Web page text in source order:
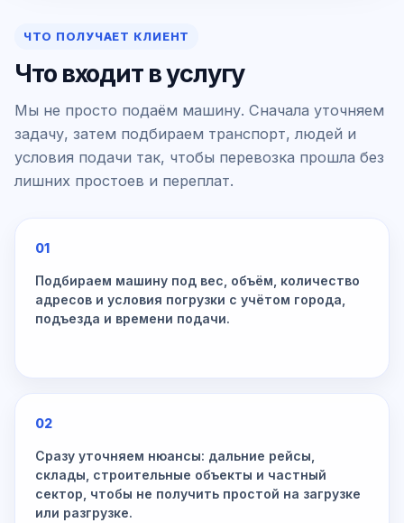
ЧТО ПОЛУЧАЕТ КЛИЕНТ
Что входит в услугу
Мы не просто подаём машину. Сначала уточняем
задачу, затем подбираем транспорт, людей и
условия подачи так, чтобы перевозка прошла без
лишних простоев и переплат.
01
Подбираем машину под вес, объём, количество
адресов и условия погрузки с учётом города,
подъезда и времени подачи.
02
Сразу уточняем нюансы: дальние рейсы,
склады, строительные объекты и частный
сектор, чтобы не получить простой на загрузке
или разгрузке.